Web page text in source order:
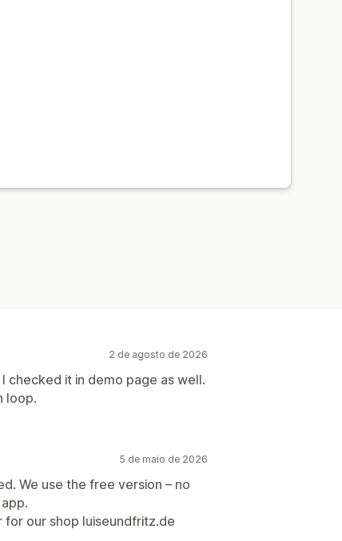
2 de agosto de 2026
checked it in demo page as well.
loop.
5 de maio de 2026
We use the free version – no
our shop luiseundfritz.de